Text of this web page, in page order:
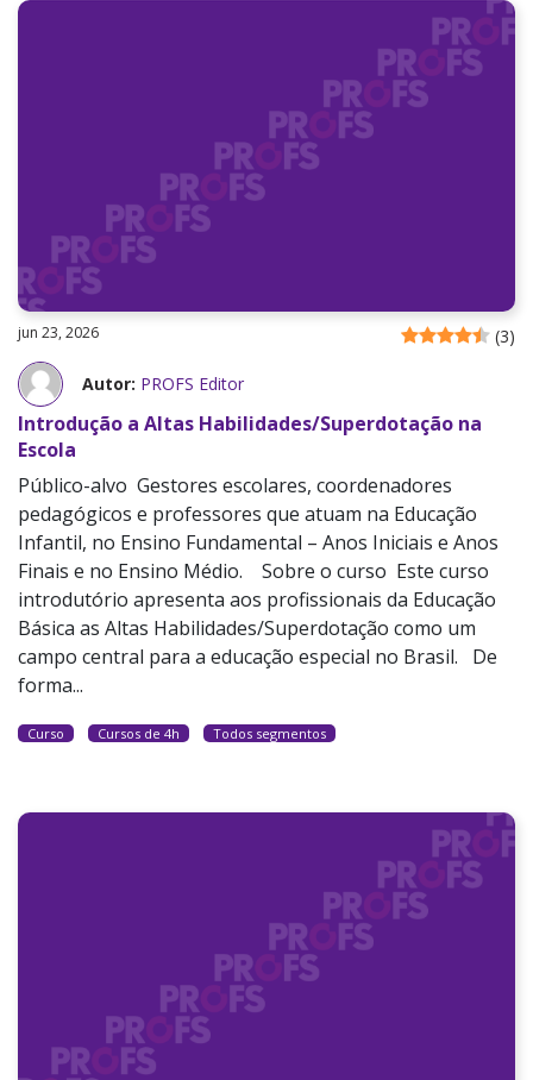
jun 23, 2026 (3)
Autor: PROFS Editor
Introdução a Altas Habilidades/Superdotação na
Escola
Público-alvo Gestores escolares, coordenadores
pedagógicos e professores que atuam na Educação
Infantil, no Ensino Fundamental – Anos Iniciais e Anos
Finais e no Ensino Médio. Sobre o curso Este curso
introdutório apresenta aos profissionais da Educação
Básica as Altas Habilidades/Superdotação como um
campo central para a educação especial no Brasil. De
forma...
Curso Cursos de 4h Todos segmentos